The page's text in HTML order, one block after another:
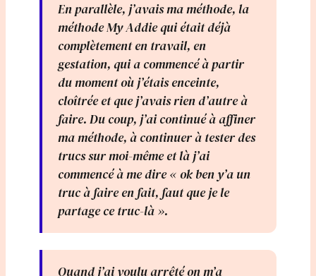
En parallèle, j’avais ma méthode, la
méthode My Addie qui était déjà
complètement en travail, en
gestation, qui a commencé à partir
du moment où j’étais enceinte,
cloîtrée et que j’avais rien d’autre à
faire. Du coup, j’ai continué à affiner
ma méthode, à continuer à tester des
trucs sur moi-même et là j’ai
commencé à me dire « ok ben y’a un
truc à faire en fait, faut que je le
partage ce truc-là ».
Quand j’ai voulu arrêté on m’a